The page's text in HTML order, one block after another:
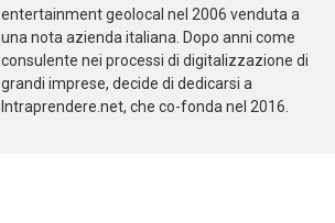
entertainment geolocal nel 2006 venduta a
una nota azienda italiana. Dopo anni come
consulente nei processi di digitalizzazione di
grandi imprese, decide di dedicarsi a
Intraprendere.net, che co-fonda nel 2016.